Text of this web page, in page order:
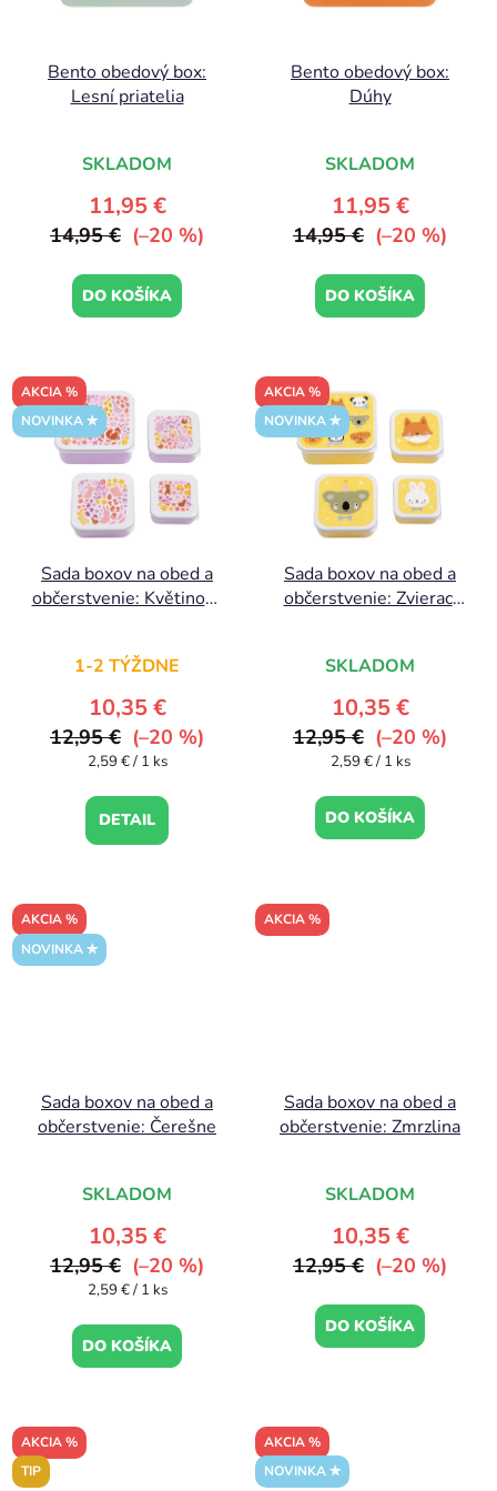
Bento obedový box:
Lesní priatelia
SKLADOM
11,95 €
14,95 € (–20 %)
DO KOŠÍKA
Bento obedový box:
Dúhy
SKLADOM
11,95 €
14,95 € (–20 %)
DO KOŠÍKA
AKCIA %
NOVINKA ✮
Sada boxov na obed a
občerstvenie: Květinová
1-2 TÝŽDNE
10,35 €
12,95 € (–20 %)
Jednotková
2,59 € / 1 ks
DETAIL
AKCIA %
NOVINKA ✮
Sada boxov na obed a
občerstvenie: Zvierací
SKLADOM
10,35 €
12,95 € (–20 %)
Jednotková
2,59 € / 1 ks
DO KOŠÍKA
AKCIA %
NOVINKA ✮
Sada boxov na obed a
občerstvenie: Čerešne
SKLADOM
10,35 €
12,95 € (–20 %)
Jednotková
2,59 € / 1 ks
DO KOŠÍKA
AKCIA %
Sada boxov na obed a
občerstvenie: Zmrzlina
SKLADOM
10,35 €
12,95 € (–20 %)
DO KOŠÍKA
AKCIA %
TIP
AKCIA %
NOVINKA ✮